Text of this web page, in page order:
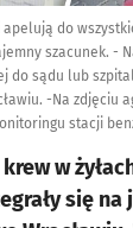
do
szacunek. -
do sądu lub
-Na zdjęciu
stacji
w
się